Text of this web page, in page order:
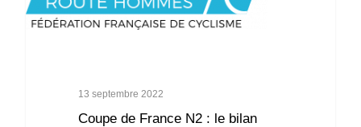
13 septembre 2022
Coupe de France N2 : le bilan